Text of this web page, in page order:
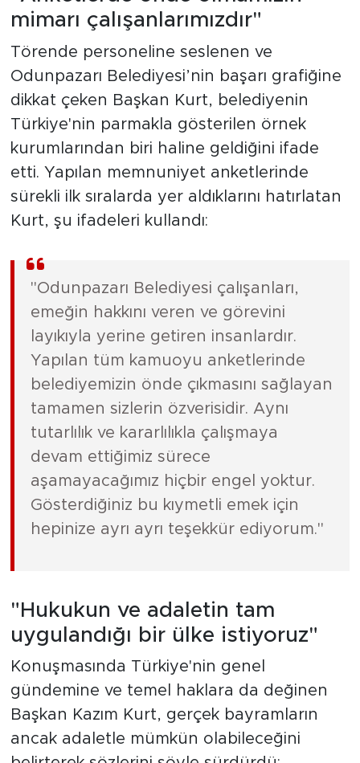
mimarı çalışanlarımızdır"
Törende personeline seslenen ve
Odunpazarı Belediyesi’nin başarı grafiğine
dikkat çeken Başkan Kurt, belediyenin
Türkiye'nin parmakla gösterilen örnek
kurumlarından biri haline geldiğini ifade
etti. Yapılan memnuniyet anketlerinde
sürekli ilk sıralarda yer aldıklarını hatırlatan
Kurt, şu ifadeleri kullandı:
"Odunpazarı Belediyesi çalışanları,
emeğin hakkını veren ve görevini
layıkıyla yerine getiren insanlardır.
Yapılan tüm kamuoyu anketlerinde
belediyemizin önde çıkmasını sağlayan
tamamen sizlerin özverisidir. Aynı
tutarlılık ve kararlılıkla çalışmaya
devam ettiğimiz sürece
aşamayacağımız hiçbir engel yoktur.
Gösterdiğiniz bu kıymetli emek için
hepinize ayrı ayrı teşekkür ediyorum."
"Hukukun ve adaletin tam
uygulandığı bir ülke istiyoruz"
Konuşmasında Türkiye'nin genel
gündemine ve temel haklara da değinen
Başkan Kazım Kurt, gerçek bayramların
ancak adaletle mümkün olabileceğini